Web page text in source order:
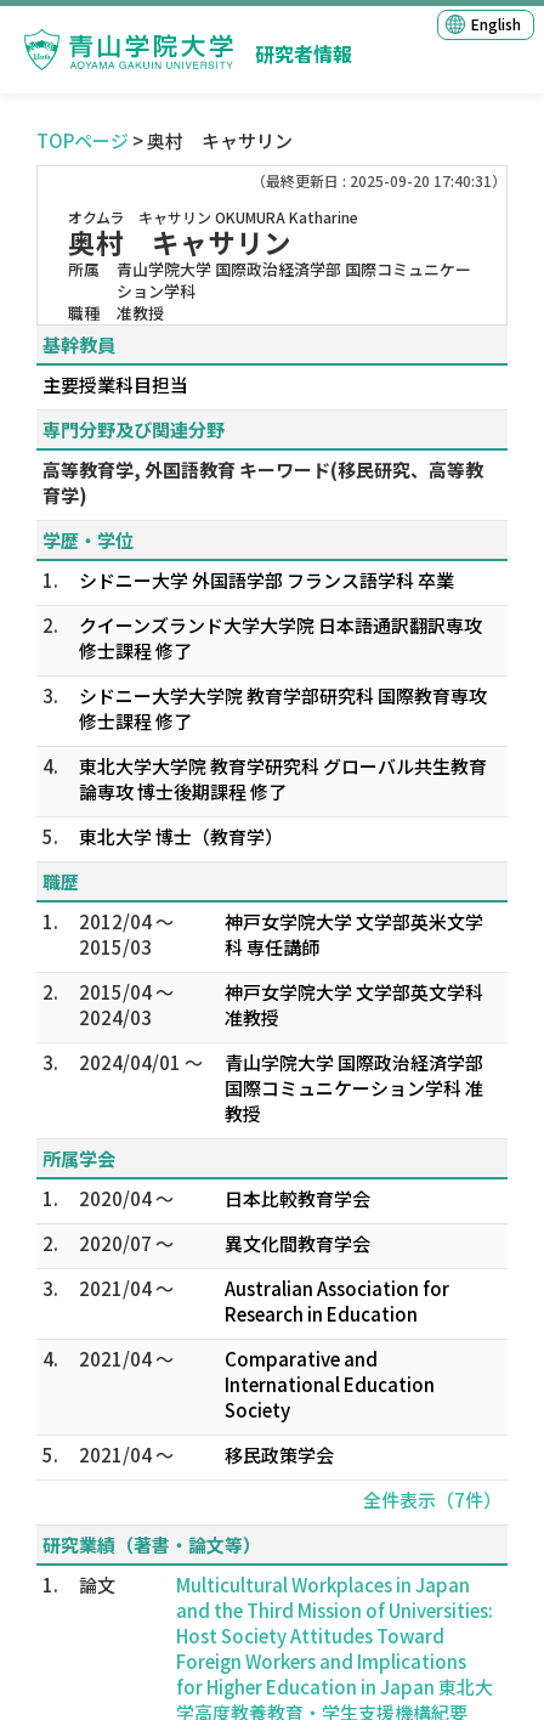
研究者情報
English
TOPページ > 奥村 キャサリン
（最終更新日 : 2025-09-20 17:40:31）
オクムラ キャサリン OKUMURA Katharine
奥村 キャサリン
所属
青山学院大学 国際政治経済学部 国際コミュニケー
ション学科
職種
准教授
基幹教員
主要授業科目担当
専門分野及び関連分野
高等教育学, 外国語教育 キーワード(移民研究、高等教
育学)
学歴・学位
1.
シドニー大学 外国語学部 フランス語学科 卒業
2.
クイーンズランド大学大学院 日本語通訳翻訳専攻
修士課程 修了
3.
シドニー大学大学院 教育学部研究科 国際教育専攻
修士課程 修了
4.
東北大学大学院 教育学研究科 グローバル共生教育
論専攻 博士後期課程 修了
5.
東北大学 博士（教育学）
職歴
1.
2012/04 ～
2015/03
神戸女学院大学 文学部英米文学
科 専任講師
2.
2015/04 ～
2024/03
神戸女学院大学 文学部英文学科
准教授
3.
2024/04/01 ～
青山学院大学 国際政治経済学部
国際コミュニケーション学科 准
教授
所属学会
1.
2020/04 ～
日本比較教育学会
2.
2020/07 ～
異文化間教育学会
3.
2021/04 ～
Australian Association for
Research in Education
4.
2021/04 ～
Comparative and
International Education
Society
5.
2021/04 ～
移民政策学会
全件表示（7件）
研究業績（著書・論文等）
1.
論文
Multicultural Workplaces in Japan
and the Third Mission of Universities:
Host Society Attitudes Toward
Foreign Workers and Implications
for Higher Education in Japan 東北大
学高度教養教育・学生支援機構紀要